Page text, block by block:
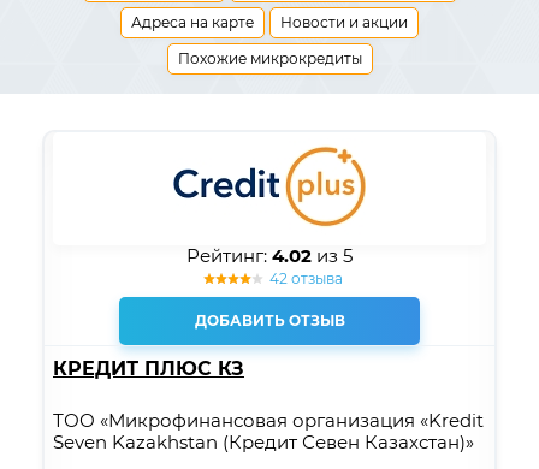
Адреса на карте
Новости и акции
Похожие микрокредиты
Рейтинг: 4.02 из 5
42 отзыва
ДОБАВИТЬ ОТЗЫВ
КРЕДИТ ПЛЮС КЗ
ТОО «Микрофинансовая организация «Kredit
Seven Kazakhstan (Кредит Севен Казахстан)»